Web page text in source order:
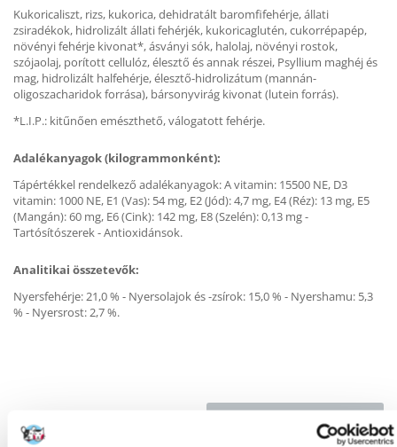
Kukoricaliszt, rizs, kukorica, dehidratált baromfifehérje, állati
zsiradékok, hidrolizált állati fehérjék, kukoricaglutén, cukorrépapép,
növényi fehérje kivonat*, ásványi sók, halolaj, növényi rostok,
szójaolaj, porított cellulóz, élesztő és annak részei, Psyllium maghéj és
mag, hidrolizált halfehérje, élesztő-hidrolizátum (mannán-
oligoszacharidok forrása), bársonyvirág kivonat (lutein forrás).
*L.I.P.: kitűnően emészthető, válogatott fehérje.
Adalékanyagok (kilogrammonként):
Tápértékkel rendelkező adalékanyagok: A vitamin: 15500 NE, D3
vitamin: 1000 NE, E1 (Vas): 54 mg, E2 (Jód): 4,7 mg, E4 (Réz): 13 mg, E5
(Mangán): 60 mg, E6 (Cink): 142 mg, E8 (Szelén): 0,13 mg -
Tartósítószerek - Antioxidánsok.
Analitikai összetevők:
Nyersfehérje: 21,0 % - Nyersolajok és -zsírok: 15,0 % - Nyershamu: 5,3
% - Nyersrost: 2,7 %.
KÉRDEZZ TŐLÜNK!